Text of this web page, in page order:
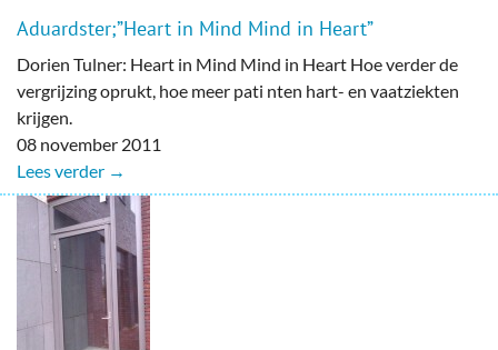
Aduardster;”Heart in Mind Mind in Heart”
Dorien Tulner: Heart in Mind Mind in Heart Hoe verder de
vergrijzing oprukt, hoe meer pati nten hart- en vaatziekten
krijgen.
08 november 2011
Lees verder →